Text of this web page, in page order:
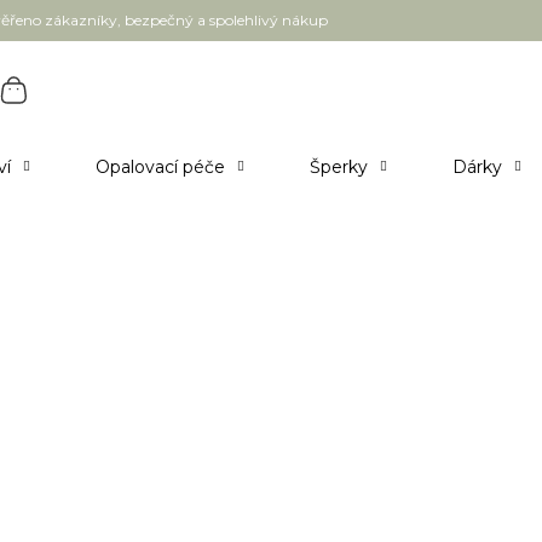
zákazníky, bezpečný a spolehlivý nákup
Opalovací péče Šperky Dárky